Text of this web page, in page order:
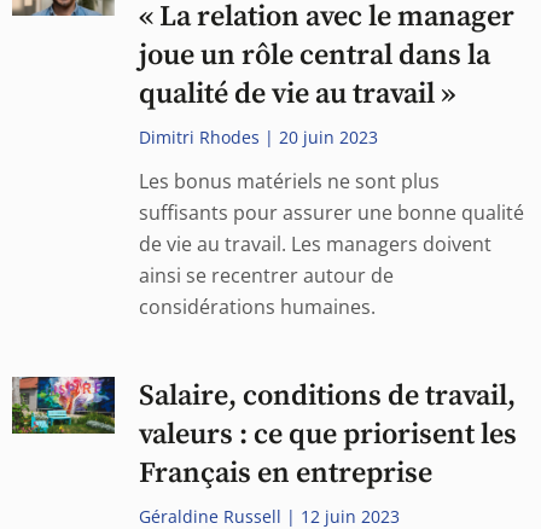
« La relation avec le manager
joue un rôle central dans la
qualité de vie au travail »
Dimitri Rhodes 20 juin 2023
Les bonus matériels ne sont plus
suffisants pour assurer une bonne qualité
de vie au travail. Les managers doivent
ainsi se recentrer autour de
considérations humaines.
Salaire, conditions de travail,
valeurs : ce que priorisent les
Français en entreprise
Géraldine Russell 12 juin 2023